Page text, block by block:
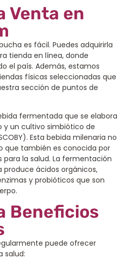
Venta en
es fácil. Puedes adquirirla
tienda en línea, donde
el país. Además, estamos
físicas seleccionadas que
sección de puntos de
fermentada que se elabora
y un cultivo simbiótico de
Esta bebida milenaria no
que también es conocida por
para la salud. La fermentación
ácidos orgánicos,
y probióticos que son
Beneficios
puede ofrecer
salud: